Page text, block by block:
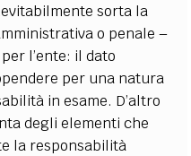
sorta la
o penale –
l’ente: il dato
per una natura
in esame. D’altro
degli elementi che
la responsabilità